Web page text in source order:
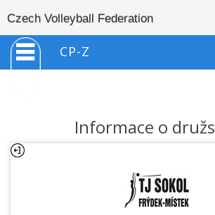
Czech Volleyball Federation
CP-Z
Informace o